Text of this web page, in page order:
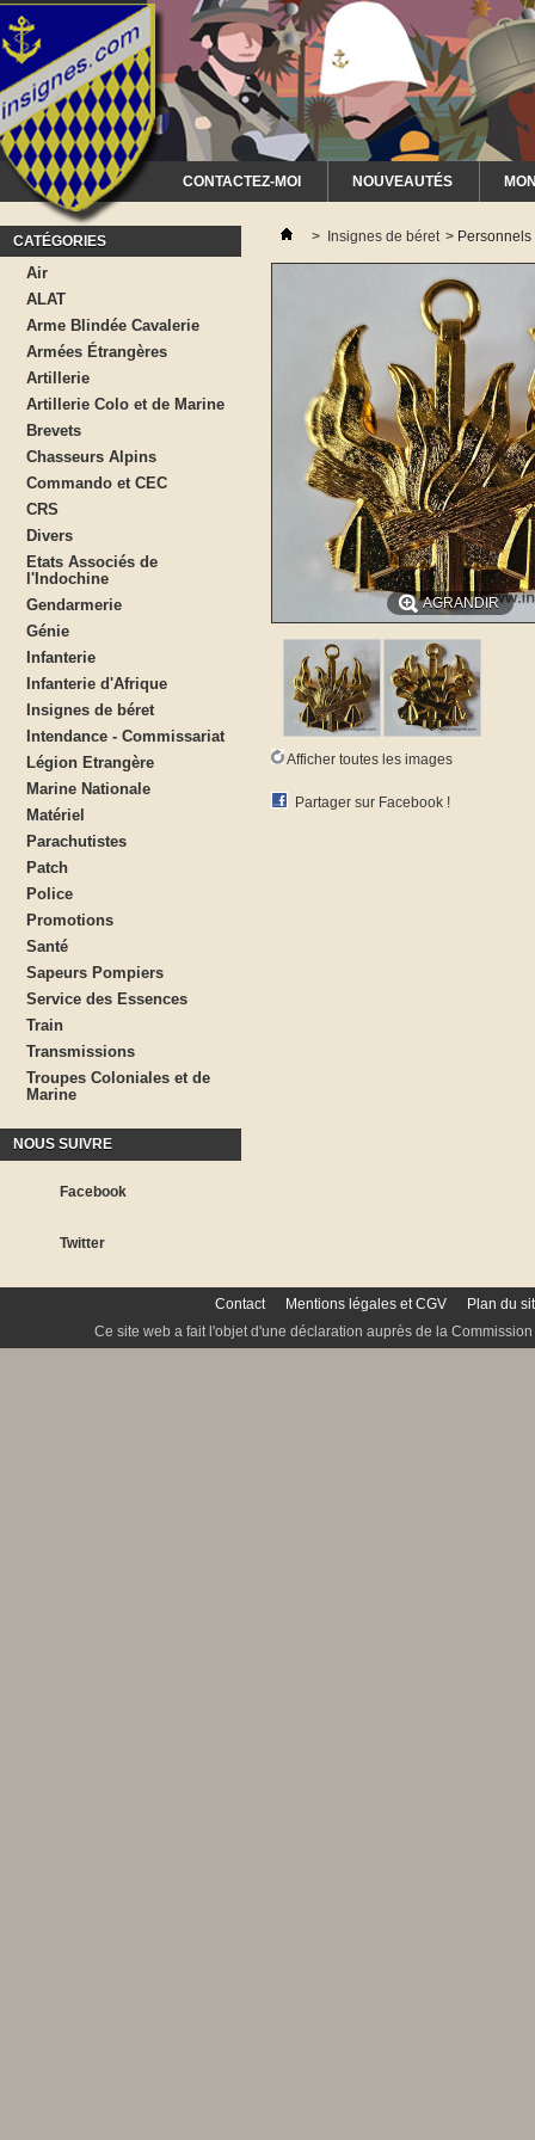
CONTACTEZ-MOI NOUVEAUTÉS
CATÉGORIES
Air
ALAT
Arme Blindée Cavalerie
Armées Étrangères
Artillerie
Artillerie Colo et de Marine
Brevets
Chasseurs Alpins
Commando et CEC
CRS
Divers
Etats Associés de
l'Indochine
Gendarmerie
Génie
Infanterie
Infanterie d'Afrique
Insignes de béret
Intendance - Commissariat
Légion Etrangère
Marine Nationale
Matériel
Parachutistes
Patch
Police
Promotions
Santé
Sapeurs Pompiers
Service des Essences
Train
Transmissions
Troupes Coloniales et de
Marine
NOUS SUIVRE
Facebook
Twitter
> Insignes de béret >
AGRANDIR
Afficher toutes les images
Partager sur Facebook !
Contact Mentions légales et CGV
Plan du
Ce site web a fait l'objet d'une déclaration auprès de la